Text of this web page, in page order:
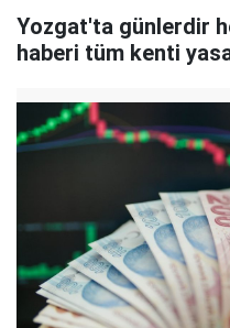
Yozgat'ta günlerdir
haberi tüm kenti